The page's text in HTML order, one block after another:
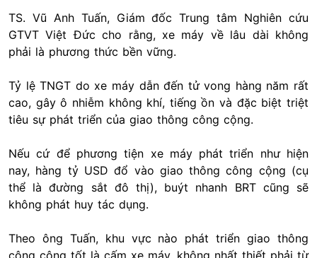
TS. Vũ Anh Tuấn, Giám đốc Trung tâm Nghiên cứu
GTVT Việt Đức cho rằng, xe máy về lâu dài không
phải là phương thức bền vững.
Tỷ lệ TNGT do xe máy dẫn đến tử vong hàng năm rất
cao, gây ô nhiễm không khí, tiếng ồn và đặc biệt triệt
tiêu sự phát triển của giao thông công cộng.
Nếu cứ để phương tiện xe máy phát triển như hiện
nay, hàng tỷ USD đổ vào giao thông công cộng (cụ
thể là đường sắt đô thị), buýt nhanh BRT cũng sẽ
không phát huy tác dụng.
Theo ông Tuấn, khu vực nào phát triển giao thông
công cộng tốt là cấm xe máy, không nhất thiết phải từ